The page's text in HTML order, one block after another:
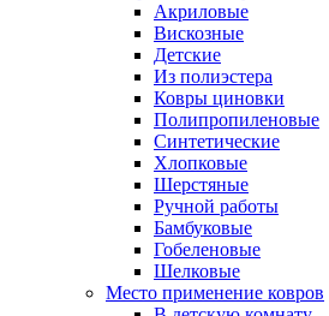
Акриловые
Вискозные
Детские
Из полиэстера
Ковры циновки
Полипропиленовые
Синтетические
Хлопковые
Шерстяные
Ручной работы
Бамбуковые
Гобеленовые
Шелковые
Место применение ковров